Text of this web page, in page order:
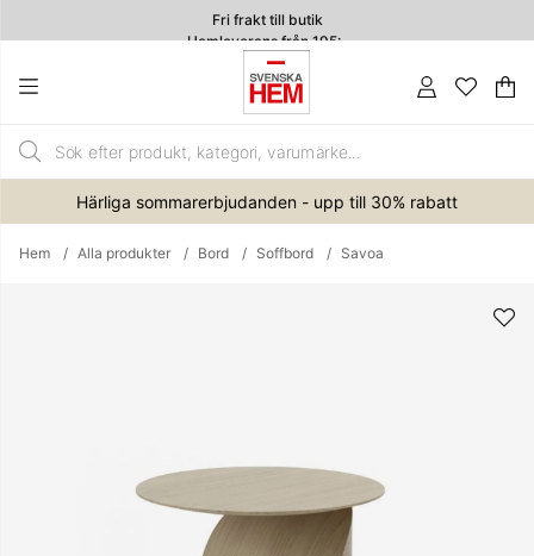
Fri frakt till butik
Hemleverans från 195:-
.
Härliga sommarerbjudanden - upp till 30% rabatt
Hem Alla produkter Bord Soffbord Savoa